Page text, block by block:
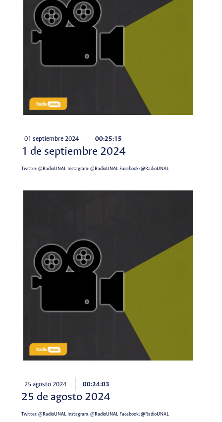
01 septiembre 2024 00:25:15
1 de septiembre 2024
Twitter:@RadioUNALInstagram:@RadioUNALFacebook:@RadioUNAL
25 agosto 2024 00:24:03
25 de agosto 2024
Twitter:@RadioUNALInstagram:@RadioUNALFacebook:@RadioUNAL